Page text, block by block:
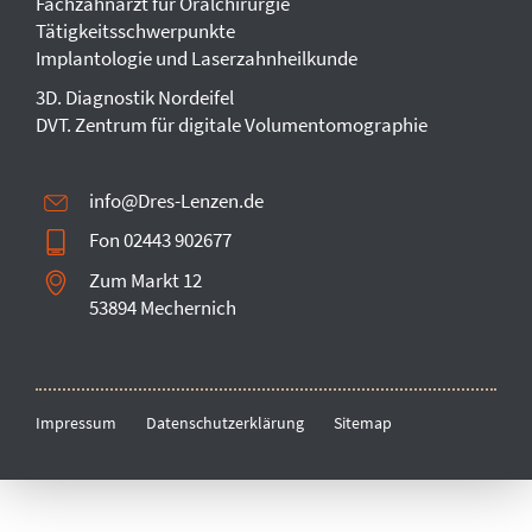
Downloads
Kontakt
InfoPraxis
Tätigkeitsschwerpunkte
Implantologie und Laserzahn­heilkunde
3D. Diagnostik Nordeifel
DVT. Zentrum für digitale Volumentomographie
info@Dres-Lenzen.de
Fon 02443 902677
Zum Markt 12
53894 Mechernich
Impressum Datenschutzerklärung Sitemap